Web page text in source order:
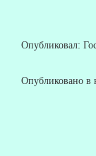
Опубликовал:
Опубликовано в